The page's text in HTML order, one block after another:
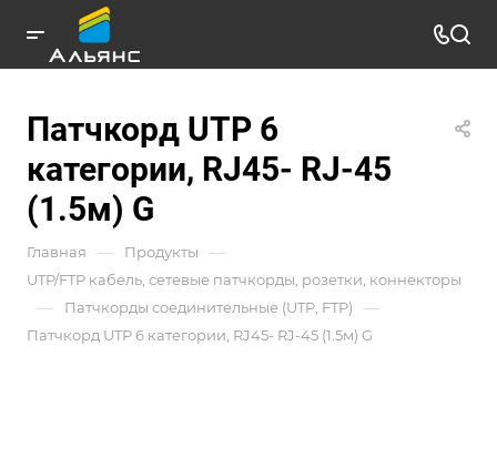
Патчкорд UTP 6
категории, RJ45- RJ-45
(1.5м) G
Главная — Продукты —
UTP/FTP кабель, сетевые патчкорды, розетки, коннекторы
— Патчкорды соединительные (UTP, FTP) —
Патчкорд UTP 6 категории, RJ45- RJ-45 (1.5м) G